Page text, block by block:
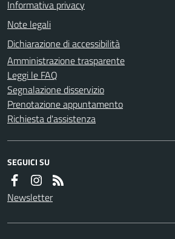
Informativa privacy
Note legali
Dichiarazione di accessibilità
Amministrazione trasparente
Leggi le FAQ
Segnalazione disservizio
Prenotazione appuntamento
Richiesta d'assistenza
SEGUICI SU
Newsletter